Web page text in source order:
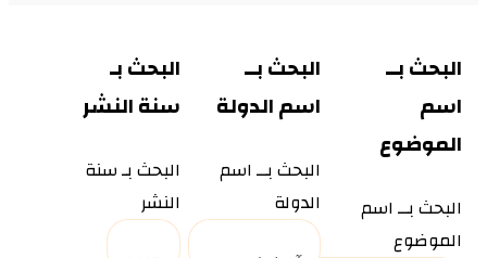
البحث بــ
اسم
الموضوع
البحث بــ اسم
الموضوع
البحث بــ
اسم الدولة
البحث بــ اسم
الدولة
البحث بـ
سنة النشر
البحث بـ سنة
النشر